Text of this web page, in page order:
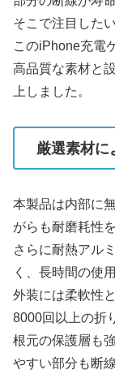
そこで注目した
このiPhone充電
高品質な素材と
上しました。
厳選素材に
本製品は内部に
がらも耐磨耗性
さらに耐熱アル
く、長時間の使
外装には柔軟性
8000回以上の折
根元の保護層も
やすい部分も断